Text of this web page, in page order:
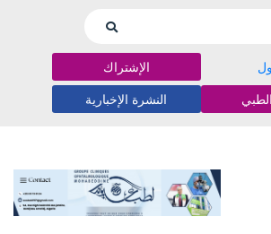
الإشتراك
النشرة الإخبارية